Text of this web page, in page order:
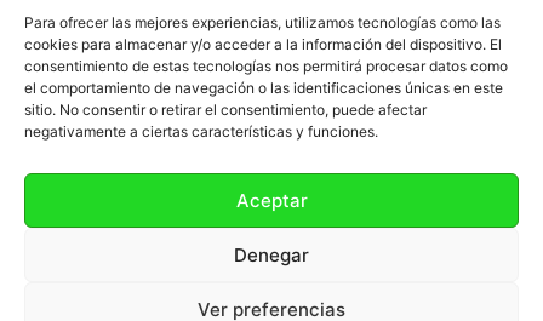
Para ofrecer las mejores experiencias, utilizamos tecnologías como las
cookies para almacenar y/o acceder a la información del dispositivo. El
consentimiento de estas tecnologías nos permitirá procesar datos como
el comportamiento de navegación o las identificaciones únicas en este
sitio. No consentir o retirar el consentimiento, puede afectar
negativamente a ciertas características y funciones.
Aceptar
Denegar
Ver preferencias
SOBRE NOSOTROS